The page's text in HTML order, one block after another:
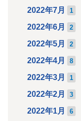
2022年7月 1
2022年6月 2
2022年5月 2
2022年4月 8
2022年3月 1
2022年2月 3
2022年1月 6